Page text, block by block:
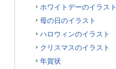
ホワイトデーのイラスト
母の日のイラスト
ハロウィンのイラスト
クリスマスのイラスト
年賀状